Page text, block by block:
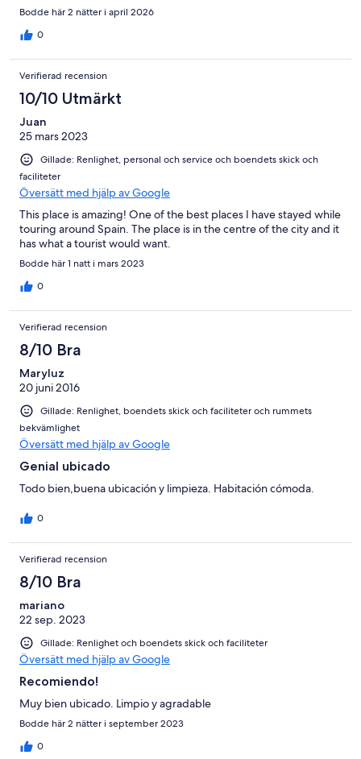
Bodde här 2 nätter i april 2026
0
Verifierad recension
10/10 Utmärkt
Juan
25 mars 2023
Gillade: Renlighet, personal och service och boendets skick och
faciliteter
Översätt med hjälp av Google
This place is amazing! One of the best places I have stayed while
touring around Spain. The place is in the centre of the city and it
has what a tourist would want.
Bodde här 1 natt i mars 2023
0
Verifierad recension
8/10 Bra
Maryluz
20 juni 2016
Gillade: Renlighet, boendets skick och faciliteter och rummets
bekvämlighet
Översätt med hjälp av Google
Genial ubicado
Todo bien,buena ubicación y limpieza. Habitación cómoda.
0
Verifierad recension
8/10 Bra
mariano
22 sep. 2023
Gillade: Renlighet och boendets skick och faciliteter
Översätt med hjälp av Google
Recomiendo!
Muy bien ubicado. Limpio y agradable
Bodde här 2 nätter i september 2023
0